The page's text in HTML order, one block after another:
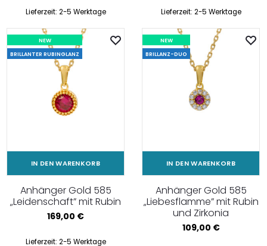
Lieferzeit: 2-5 Werktage Lieferzeit: 2-5 Werktage
NEW
BRILLANTER RUBINGLANZ
IN DEN WARENKORB
Anhänger Gold 585
„Leidenschaft” mit Rubin
169,00 €
Lieferzeit: 2-5 Werktage
NEW
BRILLANZ-DUO
IN DEN WARENKORB
Anhänger Gold 585
„Liebesflamme” mit Rubin
und Zirkonia
109,00 €